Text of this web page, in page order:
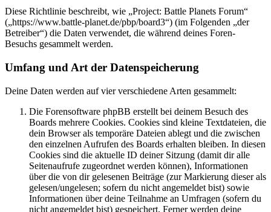
Diese Richtlinie beschreibt, wie „Project: Battle Planets Forum“
(„https://www.battle-planet.de/pbp/board3“) (im Folgenden „der
Betreiber“) die Daten verwendet, die während deines Foren-
Besuchs gesammelt werden.
Umfang und Art der Datenspeicherung
Deine Daten werden auf vier verschiedene Arten gesammelt:
Die Forensoftware phpBB erstellt bei deinem Besuch des
Boards mehrere Cookies. Cookies sind kleine Textdateien, die
dein Browser als temporäre Dateien ablegt und die zwischen
den einzelnen Aufrufen des Boards erhalten bleiben. In diesen
Cookies sind die aktuelle ID deiner Sitzung (damit dir alle
Seitenaufrufe zugeordnet werden können), Informationen
über die von dir gelesenen Beiträge (zur Markierung dieser als
gelesen/ungelesen; sofern du nicht angemeldet bist) sowie
Informationen über deine Teilnahme an Umfragen (sofern du
nicht angemeldet bist) gespeichert. Ferner werden deine